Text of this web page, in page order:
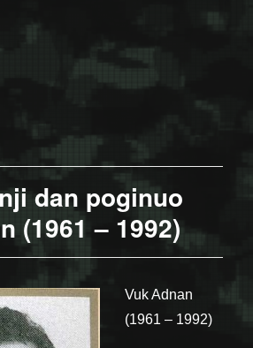
dan poginuo
(1961 – 1992)
Vuk Adnan
(1961 – 1992)